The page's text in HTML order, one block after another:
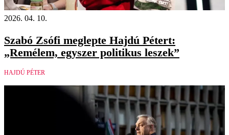
2026. 04. 10.
Szabó Zsófi meglepte Hajdú Pétert:
„Remélem, egyszer politikus leszek”
HAJDÚ PÉTER